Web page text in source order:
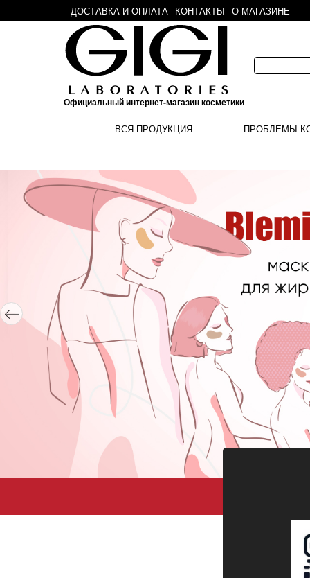
ДОСТАВКА И ОПЛАТА КОНТАКТЫ О МАГАЗИНЕ
Официальный интернет-магазин косметики
ВСЯ ПРОДУКЦИЯ ПРОБЛЕМЫ